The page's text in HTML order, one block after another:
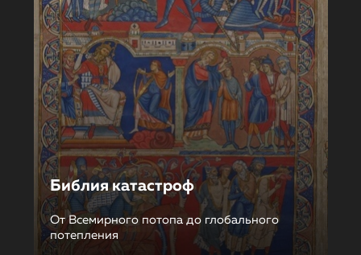
Библия катастроф
От Всемирного потопа до глобального
потепления